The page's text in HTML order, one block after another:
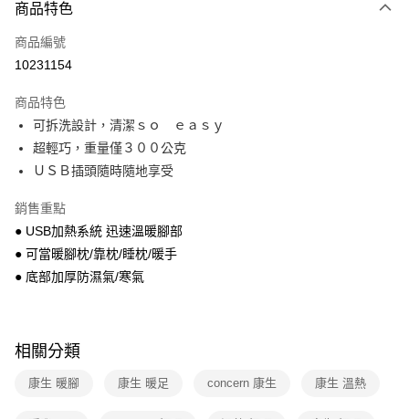
全家線上支付
運送方式
本島宅配-活動商品
免運費
離島宅配-常溫商品
免運費
商品特色
商品編號
10231154
商品特色
可拆洗設計，清潔ｓｏ ｅａｓｙ
超輕巧，重量僅３００公克
ＵＳＢ插頭隨時隨地享受
銷售重點
● USB加熱系統 迅速溫暖腳部
● 可當暖腳枕/靠枕/睡枕/暖手
● 底部加厚防濕氣/寒氣
相關分類
康生 暖腳 康生 暖足 concern 康生 康生 溫熱